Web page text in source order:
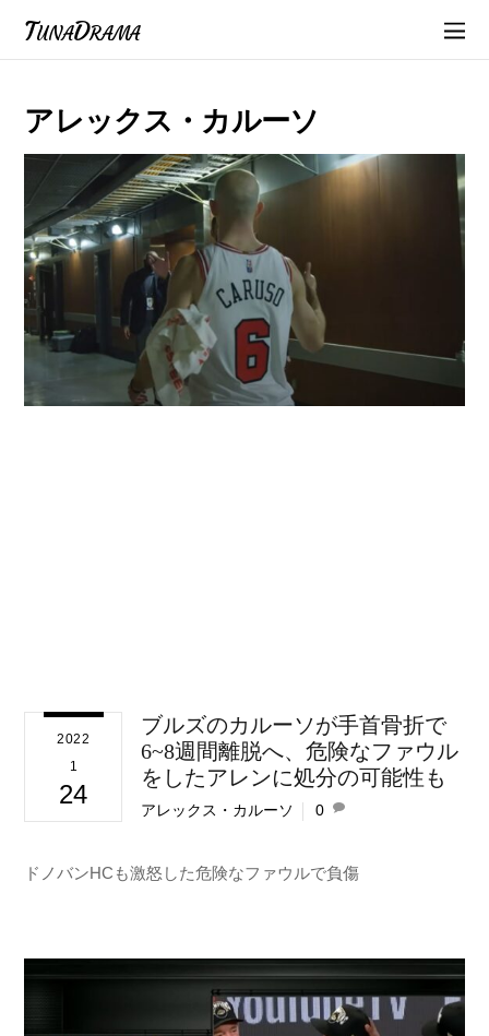
TunaDrama
アレックス・カルーソ
2022
1
24
ブルズのカルーソが手首骨折で
6~8週間離脱へ、危険なファウル
をしたアレンに処分の可能性も
アレックス・カルーソ 0
ドノバンHCも激怒した危険なファウルで負傷